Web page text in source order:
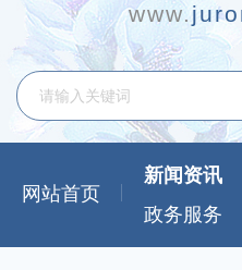
www.
网站首页
新闻资讯
政务服务